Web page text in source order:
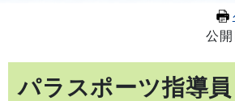
公
パラスポーツ指導員